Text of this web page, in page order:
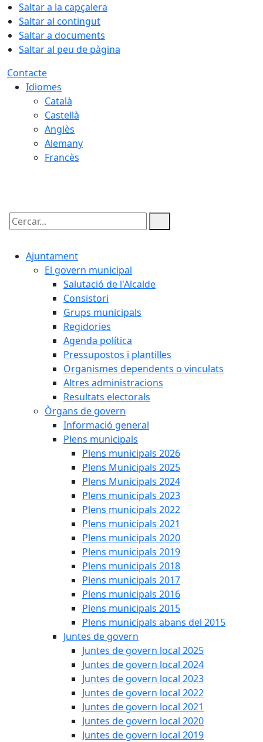
Saltar a la capçalera
Saltar al contingut
Saltar a documents
Saltar al peu de pàgina
Contacte
Idiomes
Català
Castellà
Anglès
Alemany
Francès
Cercar:
Ajuntament
El govern municipal
Salutació de l'Alcalde
Consistori
Grups municipals
Regidories
Agenda política
Pressupostos i plantilles
Organismes dependents o vinculats
Altres administracions
Resultats electorals
Òrgans de govern
Informació general
Plens municipals
Plens municipals 2026
Plens Municipals 2025
Plens Municipals 2024
Plens municipals 2023
Plens municipals 2022
Plens municipals 2021
Plens municipals 2020
Plens municipals 2019
Plens municipals 2018
Plens municipals 2017
Plens municipals 2016
Plens municipals 2015
Plens municipals abans del 2015
Juntes de govern
Juntes de govern local 2025
Juntes de govern local 2024
Juntes de govern local 2023
Juntes de govern local 2022
Juntes de govern local 2021
Juntes de govern local 2020
Juntes de govern local 2019